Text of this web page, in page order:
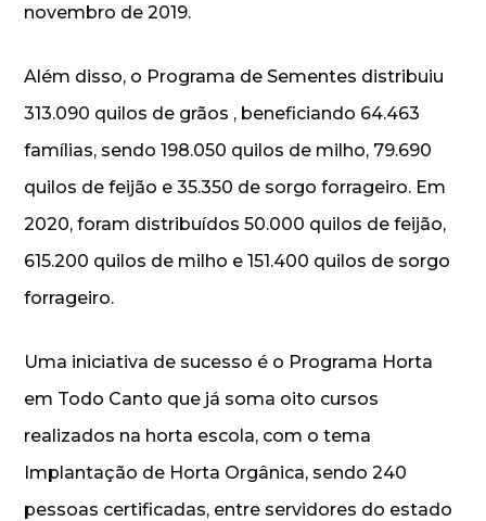
novembro de 2019.
Além disso, o Programa de Sementes distribuiu
313.090 quilos de grãos , beneficiando 64.463
famílias, sendo 198.050 quilos de milho, 79.690
quilos de feijão e 35.350 de sorgo forrageiro. Em
2020, foram distribuídos 50.000 quilos de feijão,
615.200 quilos de milho e 151.400 quilos de sorgo
forrageiro.
Uma iniciativa de sucesso é o Programa Horta
em Todo Canto que já soma oito cursos
realizados na horta escola, com o tema
Implantação de Horta Orgânica, sendo 240
pessoas certificadas, entre servidores do estado